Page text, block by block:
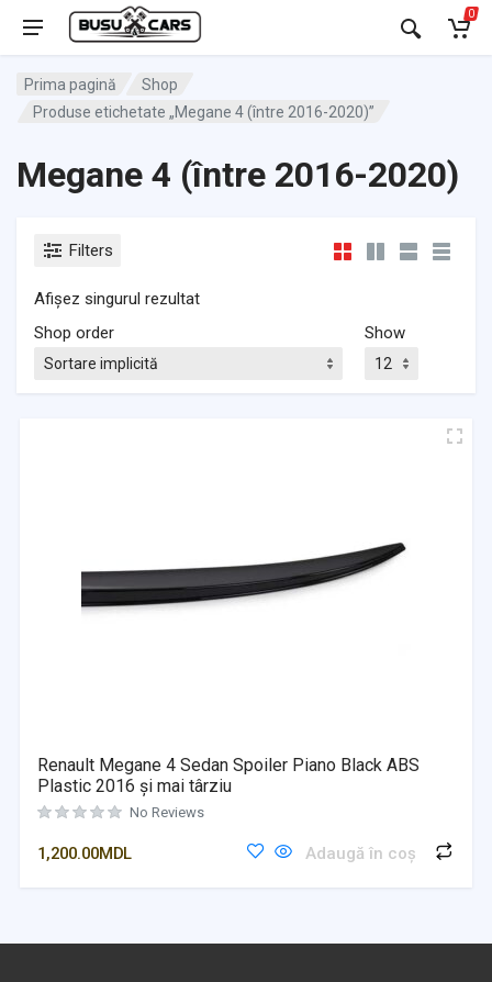
0
Prima pagină
Shop
Produse etichetate „Megane 4 (între 2016-2020)”
Megane 4 (între 2016-2020)
Filters
Afișez singurul rezultat
Shop order
Show
Renault Megane 4 Sedan Spoiler Piano Black ABS
Plastic 2016 și mai târziu
No Reviews
1,200.00MDL Adaugă în coș